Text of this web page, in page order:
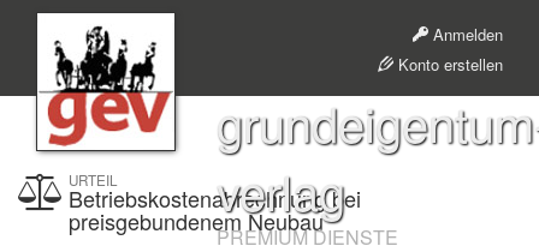
Anmelden
Konto erstellen
verlag
PREMIUM DIENSTE
URTEIL
Betriebskostenabrechnung bei
preisgebundenem Neubau